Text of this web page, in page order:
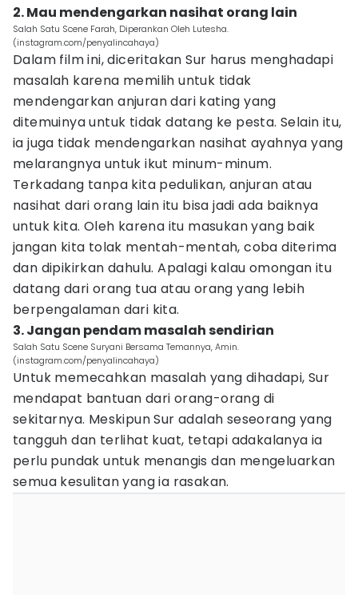
2. Mau mendengarkan nasihat orang lain
Salah Satu Scene Farah, Diperankan Oleh Lutesha.
(instagram.com/penyalincahaya)
Dalam film ini, diceritakan Sur harus menghadapi
masalah karena memilih untuk tidak
mendengarkan anjuran dari kating yang
ditemuinya untuk tidak datang ke pesta. Selain itu,
ia juga tidak mendengarkan nasihat ayahnya yang
melarangnya untuk ikut minum-minum.
Terkadang tanpa kita pedulikan, anjuran atau
nasihat dari orang lain itu bisa jadi ada baiknya
untuk kita. Oleh karena itu masukan yang baik
jangan kita tolak mentah-mentah, coba diterima
dan dipikirkan dahulu. Apalagi kalau omongan itu
datang dari orang tua atau orang yang lebih
berpengalaman dari kita.
3. Jangan pendam masalah sendirian
Salah Satu Scene Suryani Bersama Temannya, Amin.
(instagram.com/penyalincahaya)
Untuk memecahkan masalah yang dihadapi, Sur
mendapat bantuan dari orang-orang di
sekitarnya. Meskipun Sur adalah seseorang yang
tangguh dan terlihat kuat, tetapi adakalanya ia
perlu pundak untuk menangis dan mengeluarkan
semua kesulitan yang ia rasakan.